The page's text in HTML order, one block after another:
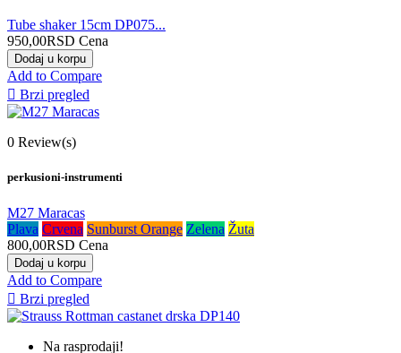
Tube shaker 15cm DP075...
950,00RSD Cena
Dodaj u korpu
Add to Compare
 Brzi pregled
0 Review(s)
perkusioni-instrumenti
M27 Maracas
Plava Crvena Sunburst Orange Zelena Žuta
800,00RSD Cena
Dodaj u korpu
Add to Compare
 Brzi pregled
Na rasprodaji!